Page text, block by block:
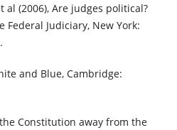
al (2006), Are judges political?
Judiciary, New York:
and Blue, Cambridge:
Constitution away from the